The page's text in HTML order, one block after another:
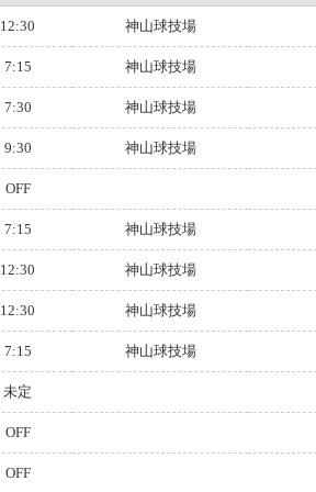
12:30 神山球技場
7:15 神山球技場
7:30 神山球技場
9:30 神山球技場
OFF
7:15 神山球技場
12:30 神山球技場
12:30 神山球技場
7:15 神山球技場
未定
OFF
OFF